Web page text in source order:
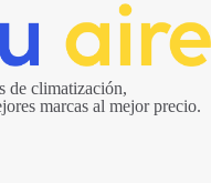
de climatización,
marcas al mejor precio.